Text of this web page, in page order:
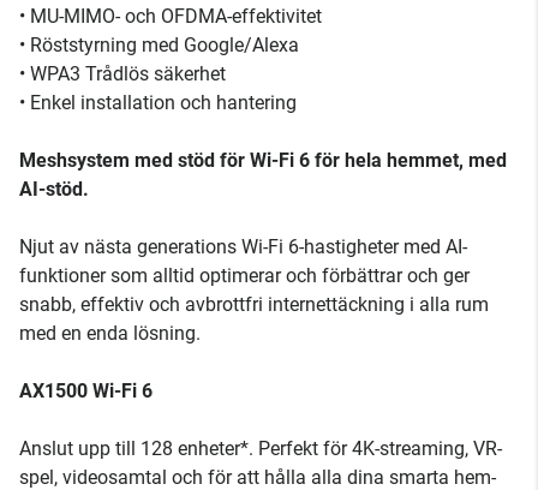
• MU-MIMO- och OFDMA-effektivitet
• Röststyrning med Google/Alexa
• WPA3 Trådlös säkerhet
• Enkel installation och hantering
Meshsystem med stöd för Wi-Fi 6 för hela hemmet, med
AI-stöd.
Njut av nästa generations Wi-Fi 6-hastigheter med AI-
funktioner som alltid optimerar och förbättrar och ger
snabb, effektiv och avbrottfri internettäckning i alla rum
med en enda lösning.
AX1500 Wi-Fi 6
Anslut upp till 128 enheter*. Perfekt för 4K-streaming, VR-
spel, videosamtal och för att hålla alla dina smarta hem-